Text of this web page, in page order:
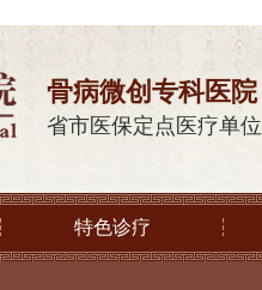
骨病微创专科医院
省市医保定点医疗单位
特色诊疗